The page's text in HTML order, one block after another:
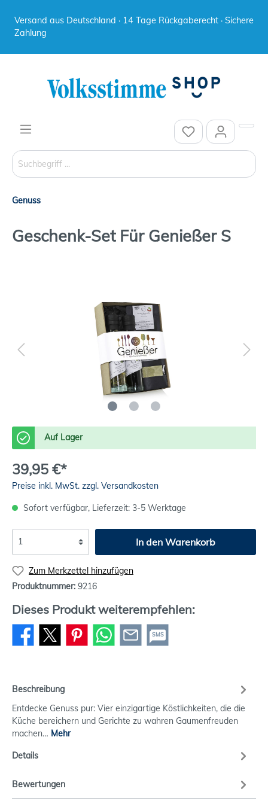
Versand aus Deutschland · 14 Tage Rückgaberecht · Sichere
Zahlung
Genuss
Geschenk-Set Für Genießer S
Auf Lager
39,95 €*
Preise inkl. MwSt. zzgl. Versandkosten
Sofort verfügbar, Lieferzeit: 3-5 Werktage
In den Warenkorb
Zum Merkzettel hinzufügen
Produktnummer: 9216
Dieses Produkt weiterempfehlen:
SMS
Beschreibung
Entdecke Genuss pur: Vier einzigartige Köstlichkeiten, die die
Küche bereichern und Gerichte zu wahren Gaumenfreuden
machen… Mehr
Details
Bewertungen